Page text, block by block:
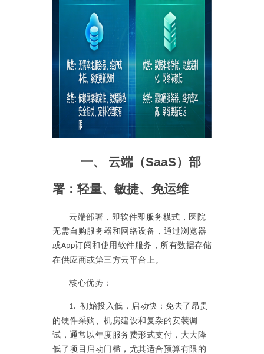
一、 云端（SaaS）部
署：轻量、敏捷、免运维
云端部署，即软件即服务模式，医院
无需自购服务器和网络设备，通过浏览器
或App订阅和使用软件服务，所有数据存储
在供应商或第三方云平台上。
核心优势：
1. 初始投入低，启动快：免去了昂贵
的硬件采购、机房建设和复杂的安装调
试，通常以年度服务费形式支付，大大降
低了项目启动门槛，尤其适合预算有限的